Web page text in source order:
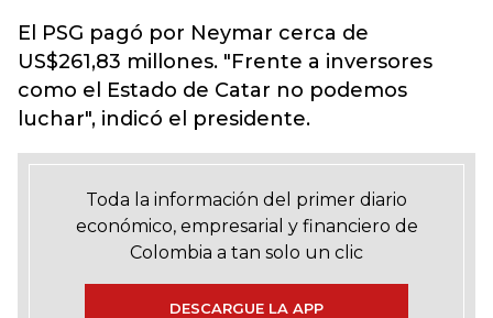
El PSG pagó por Neymar cerca de
US$261,83 millones. "Frente a inversores
como el Estado de Catar no podemos
luchar", indicó el presidente.
Toda la información del primer diario
económico, empresarial y financiero de
Colombia a tan solo un clic
DESCARGUE LA APP